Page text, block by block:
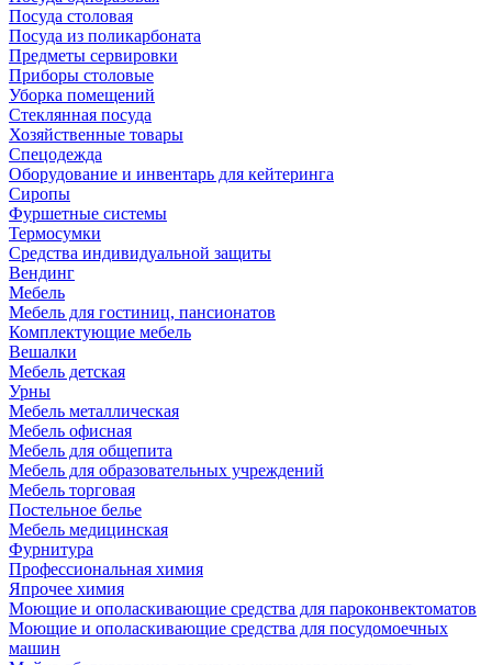
Посуда столовая
Посуда из поликарбоната
Предметы сервировки
Приборы столовые
Уборка помещений
Стеклянная посуда
Хозяйственные товары
Спецодежда
Оборудование и инвентарь для кейтеринга
Сиропы
Фуршетные системы
Термосумки
Средства индивидуальной защиты
Вендинг
Мебель
Мебель для гостиниц, пансионатов
Комплектующие мебель
Вешалки
Мебель детская
Урны
Мебель металлическая
Мебель офисная
Мебель для общепита
Мебель для образовательных учреждений
Мебель торговая
Постельное белье
Мебель медицинская
Фурнитура
Профессиональная химия
Япрочее химия
Моющие и ополаскивающие средства для пароконвектоматов
Моющие и ополаскивающие средства для посудомоечных
машин